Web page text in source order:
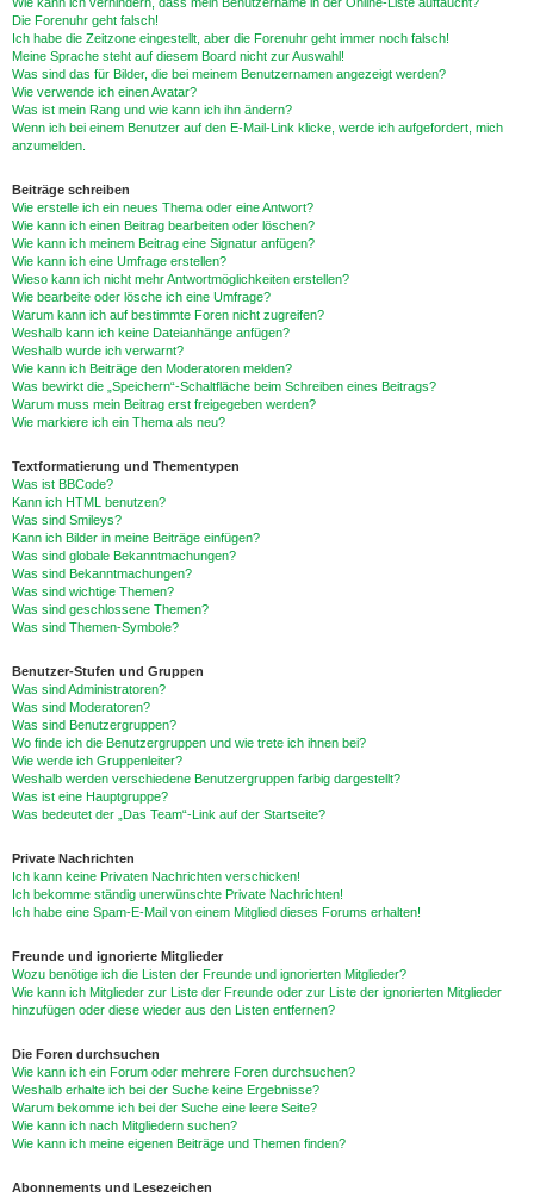
Die Forenuhr geht falsch!
Ich habe die Zeitzone eingestellt, aber die Forenuhr geht immer noch falsch!
Meine Sprache steht auf diesem Board nicht zur Auswahl!
Was sind das für Bilder, die bei meinem Benutzernamen angezeigt werden?
Wie verwende ich einen Avatar?
Was ist mein Rang und wie kann ich ihn ändern?
Wenn ich bei einem Benutzer auf den E-Mail-Link klicke, werde ich aufgefordert, mich
anzumelden.
Beiträge schreiben
Wie erstelle ich ein neues Thema oder eine Antwort?
Wie kann ich einen Beitrag bearbeiten oder löschen?
Wie kann ich meinem Beitrag eine Signatur anfügen?
Wie kann ich eine Umfrage erstellen?
Wieso kann ich nicht mehr Antwortmöglichkeiten erstellen?
Wie bearbeite oder lösche ich eine Umfrage?
Warum kann ich auf bestimmte Foren nicht zugreifen?
Weshalb kann ich keine Dateianhänge anfügen?
Weshalb wurde ich verwarnt?
Wie kann ich Beiträge den Moderatoren melden?
Was bewirkt die „Speichern“-Schaltfläche beim Schreiben eines Beitrags?
Warum muss mein Beitrag erst freigegeben werden?
Wie markiere ich ein Thema als neu?
Textformatierung und Thementypen
Was ist BBCode?
Kann ich HTML benutzen?
Was sind Smileys?
Kann ich Bilder in meine Beiträge einfügen?
Was sind globale Bekanntmachungen?
Was sind Bekanntmachungen?
Was sind wichtige Themen?
Was sind geschlossene Themen?
Was sind Themen-Symbole?
Benutzer-Stufen und Gruppen
Was sind Administratoren?
Was sind Moderatoren?
Was sind Benutzergruppen?
Wo finde ich die Benutzergruppen und wie trete ich ihnen bei?
Wie werde ich Gruppenleiter?
Weshalb werden verschiedene Benutzergruppen farbig dargestellt?
Was ist eine Hauptgruppe?
Was bedeutet der „Das Team“-Link auf der Startseite?
Private Nachrichten
Ich kann keine Privaten Nachrichten verschicken!
Ich bekomme ständig unerwünschte Private Nachrichten!
Ich habe eine Spam-E-Mail von einem Mitglied dieses Forums erhalten!
Freunde und ignorierte Mitglieder
Wozu benötige ich die Listen der Freunde und ignorierten Mitglieder?
Wie kann ich Mitglieder zur Liste der Freunde oder zur Liste der ignorierten Mitglieder
hinzufügen oder diese wieder aus den Listen entfernen?
Die Foren durchsuchen
Wie kann ich ein Forum oder mehrere Foren durchsuchen?
Weshalb erhalte ich bei der Suche keine Ergebnisse?
Warum bekomme ich bei der Suche eine leere Seite?
Wie kann ich nach Mitgliedern suchen?
Wie kann ich meine eigenen Beiträge und Themen finden?
Abonnements und Lesezeichen